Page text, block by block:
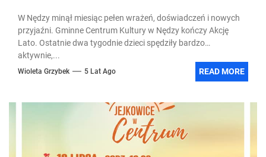
W Nędzy minął miesiąc pełen wrażeń, doświadczeń i nowych
przyjaźni. Gminne Centrum Kultury w Nędzy kończy Akcję
Lato. Ostatnie dwa tygodnie dzieci spędziły bardzo
aktywnie,...
Wioleta Grzybek 5 Lat Ago READ MORE